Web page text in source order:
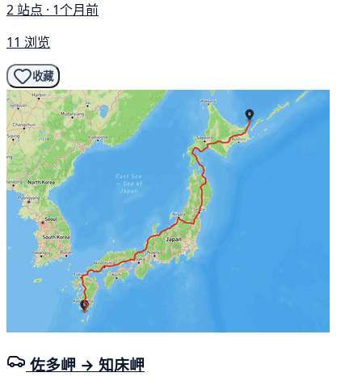
2 站点 · 1个月前
11 浏览
收藏
佐多岬 → 知床岬